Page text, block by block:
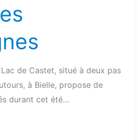
Lac de Castet, situé à deux pas
à Bielle, propose de
durant cet été…